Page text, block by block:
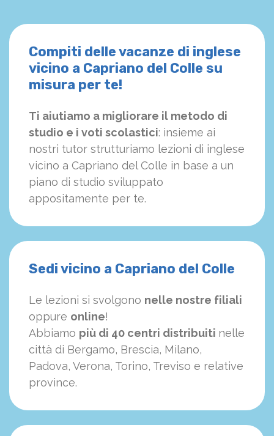
Compiti delle vacanze di inglese
vicino a Capriano del Colle su
misura per te!
Ti aiutiamo a migliorare il metodo di
studio e i voti scolastici: insieme ai
nostri tutor strutturiamo lezioni di inglese
vicino a Capriano del Colle in base a un
piano di studio sviluppato
appositamente per te.
Sedi vicino a Capriano del Colle
Le lezioni si svolgono nelle nostre filiali
oppure online!
Abbiamo più di 40 centri distribuiti nelle
città di Bergamo, Brescia, Milano,
Padova, Verona, Torino, Treviso e relative
province.